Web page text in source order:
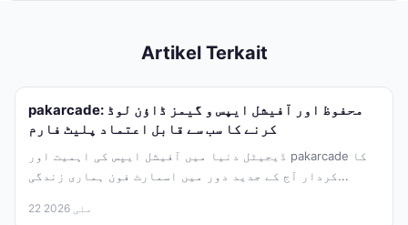
Artikel Terkait
pakarcade: محفوظ اور آفیشل ایپس و گیمز ڈاؤن لوڈ
کرنے کا سب سے قابل اعتماد پلیٹ فارم
ڈیجیٹل دنیا میں آفیشل ایپس کی اہمیت اور pakarcade کا
کردار آج کے جدید دور میں اسمارٹ فون ہماری زندگی...
22 مئی 2026